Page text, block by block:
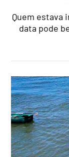
Quem estava
data pode